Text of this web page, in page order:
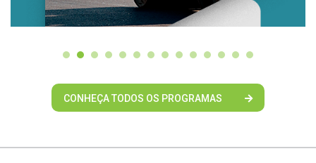
CONHEÇA TODOS OS PROGRAMAS